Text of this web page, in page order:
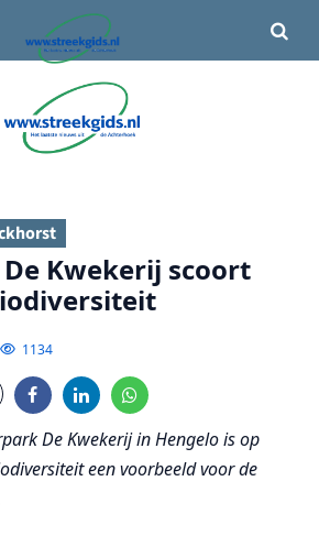
23°C• Vandaag 15° / 24°
Kwekerij scoort
1134
De Kwekerij in Hengelo is op
een voorbeeld voor de